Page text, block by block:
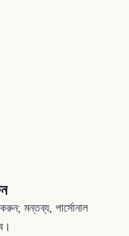
মন্তব্য, পার্সোনাল